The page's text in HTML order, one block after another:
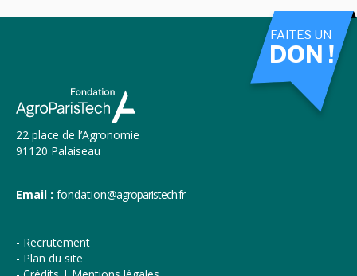
22 place de l’Agronomie
91120 Palaiseau
Email : fondation@agroparistech.fr
Recrutement
Plan du site
FAITES UN
DON !